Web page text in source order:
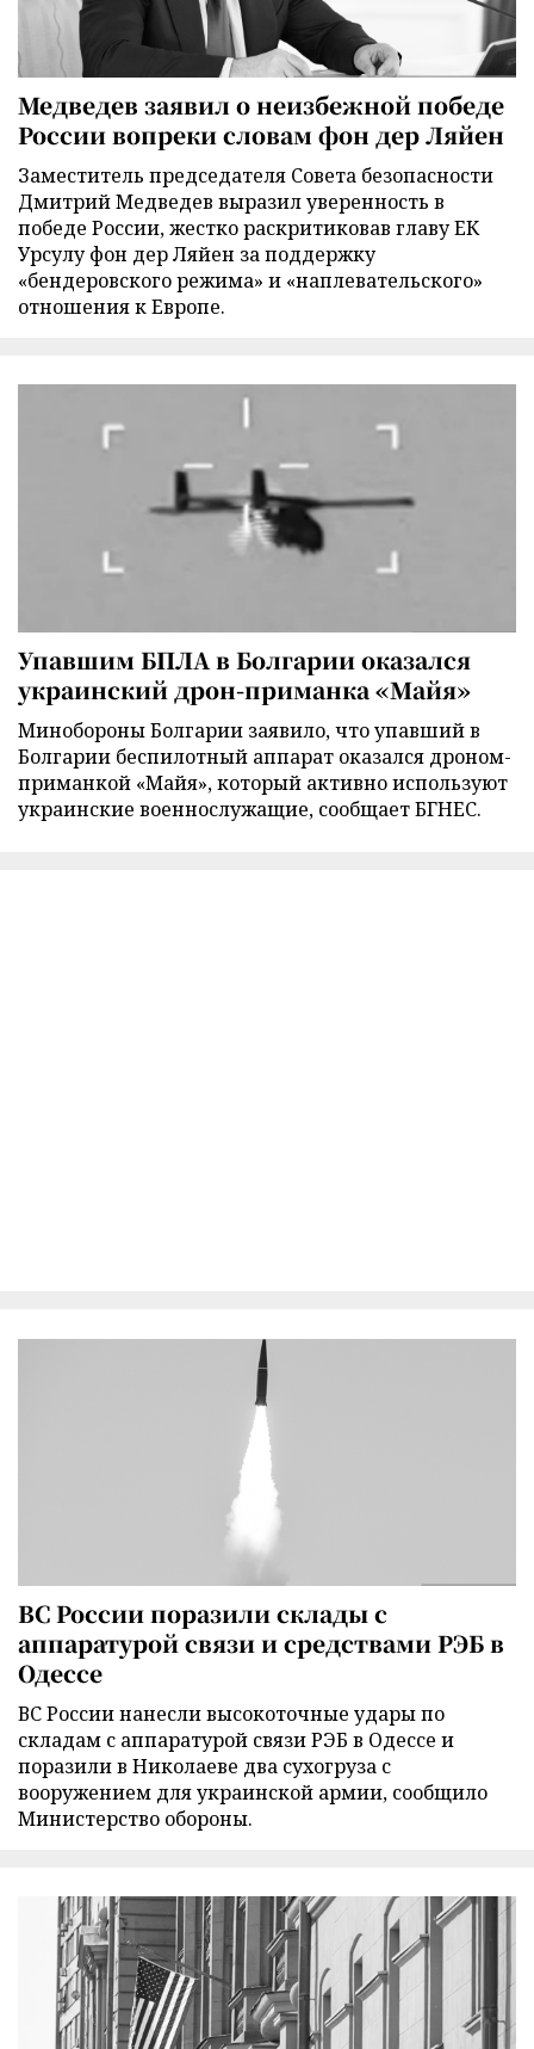
Медведев заявил о неизбежной победе
России вопреки словам фон дер Ляйен
Заместитель председателя Совета безопасности
Дмитрий Медведев выразил уверенность в
победе России, жестко раскритиковав главу ЕК
Урсулу фон дер Ляйен за поддержку
«бендеровского режима» и «наплевательского»
отношения к Европе.
Упавшим БПЛА в Болгарии оказался
украинский дрон-приманка «Майя»
Минобороны Болгарии заявило, что упавший в
Болгарии беспилотный аппарат оказался дроном-
приманкой «Майя», который активно используют
украинские военнослужащие, сообщает БГНЕС.
ВС России поразили склады с
аппаратурой связи и средствами РЭБ в
Одессе
ВС России нанесли высокоточные удары по
складам с аппаратурой связи РЭБ в Одессе и
поразили в Николаеве два сухогруза с
вооружением для украинской армии, сообщило
Министерство обороны.